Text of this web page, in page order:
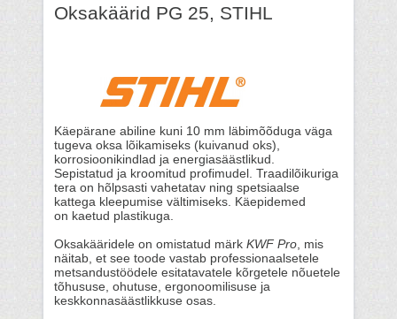
Oksakäärid PG 25, STIHL
Käepärane abiline kuni 10 mm läbimõõduga väga
tugeva oksa lõikamiseks (kuivanud oks),
korrosioonikindlad ja energiasäästlikud.
Sepistatud ja kroomitud profimudel. Traadilõikuriga
tera on hõlpsasti vahetatav ning spetsiaalse
kattega kleepumise vältimiseks. Käepidemed
on kaetud plastikuga.
Oksakääridele on omistatud märk KWF Pro, mis
näitab, et see toode vastab professionaalsetele
metsandustöödele esitatavatele kõrgetele nõuetele
tõhususe, ohutuse, ergonoomilisuse ja
keskkonnasäästlikkuse osas.